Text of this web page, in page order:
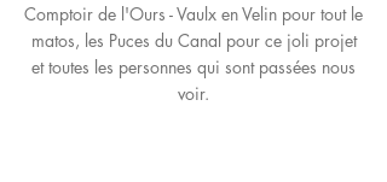
Comptoir de l'Ours - Vaulx en Velin pour tout le
matos, les Puces du Canal pour ce joli projet
et toutes les personnes qui sont passées nous
voir.